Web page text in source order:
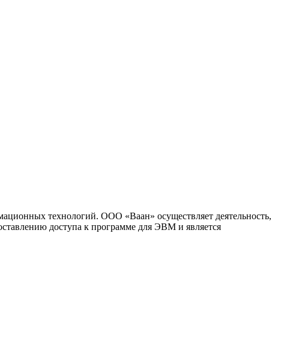
технологий. ООО «Ваан» осуществляет деятельность,
доступа к программе для ЭВМ и является